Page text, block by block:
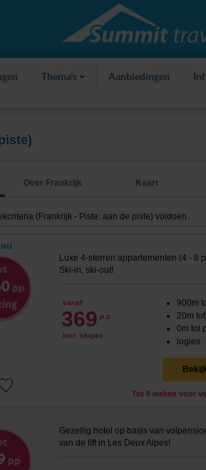
Thema's Aanbiedingen
Over Frankrijk Kaart
(Frankrijk - Piste: aan de piste) voldoen.
pp
Luxe 4-sterren appartementen (4 - 8
Ski-in, ski-out!
vanaf
369 p.p.
incl. skipas
900m
20m
0m tot
logies
Tot 8 weken voor
pp
Gezellig hotel op basis van
van de lift in Les Deux Alpes!